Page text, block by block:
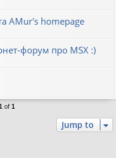
AMur's homepage
форум про MSX :)
of 1
Jump to